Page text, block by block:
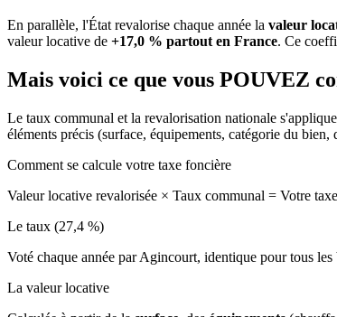
En parallèle, l'État revalorise chaque année la valeur
valeur locative de +17,0 % partout en France. Ce
Mais voici ce que vous POUVEZ
Le taux communal et la revalorisation nationale
éléments précis (surface, équipements, catégorie du bien,
Comment se calcule votre taxe foncière
Valeur locative revalorisée × Taux communal = Votre
Le taux (27,4 %)
Voté chaque année par Agincourt, identique pour tous les
La valeur locative